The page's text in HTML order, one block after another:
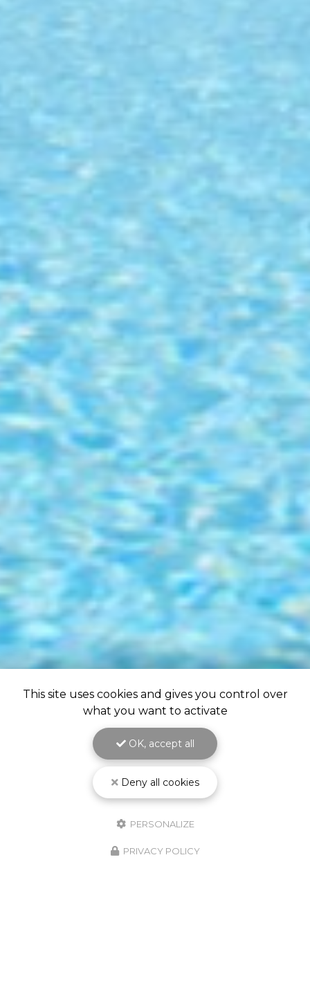
This site uses cookies and gives you control over
what you want to activate
OK, accept all
Deny all cookies
PERSONALIZE
PRIVACY POLICY